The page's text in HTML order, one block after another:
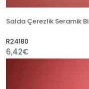
Salda Çerezlik Seramik
R24180
6,42€